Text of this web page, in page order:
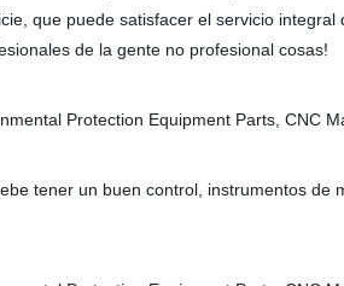
que puede satisfacer el servicio
de la gente no profesional cosas!
tener un buen control, instrumentos